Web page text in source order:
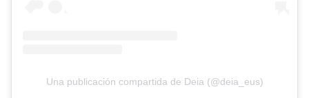
Una publicación compartida de Deia (@deia_eus)